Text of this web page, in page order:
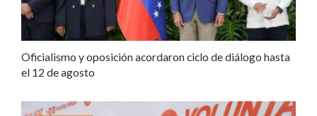
Oficialismo y oposición acordaron ciclo de diálogo hasta
el 12 de agosto